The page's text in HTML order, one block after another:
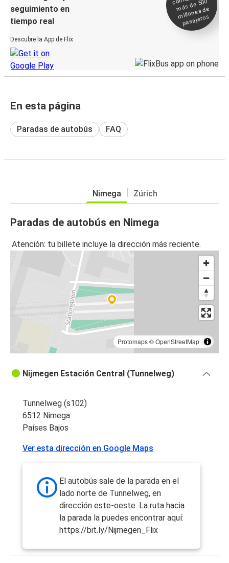
seguimiento en
tiempo real
Descubre la App de Flix
más de 500
millones de
pasajeros
En esta página
Paradas de autobús FAQ
Nimega Zúrich
Paradas de autobús en Nimega
Atención: tu billete incluye la dirección más reciente.
Protomaps©OpenStreetMap
Nijmegen Estación Central (Tunnelweg)
Tunnelweg (s102)
6512 Nimega
Países Bajos
Ver esta dirección en Google Maps
El autobús sale de la parada en el
lado norte de Tunnelweg, en
dirección este-oeste. La ruta hacia
la parada la puedes encontrar aquí:
https://bit.ly/Nijmegen_Flix